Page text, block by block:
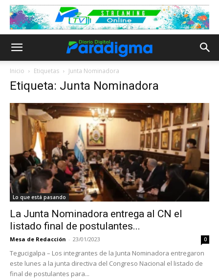
Inicio Etiquetas Junta Nominadora
Etiqueta: Junta Nominadora
Lo que está pasando
La Junta Nominadora entrega al CN el
listado final de postulantes...
Mesa de Redacción - 23/01/2023 0
Tegucigalpa – Los integrantes de la Junta Nominadora entregaron
este lunes a la junta directiva del Congreso Nacional el listado de
final de postulantes para...